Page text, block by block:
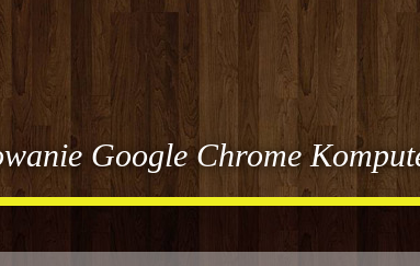
Google Chrome